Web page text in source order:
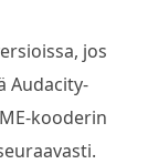
jos
Audacity-
kooderin